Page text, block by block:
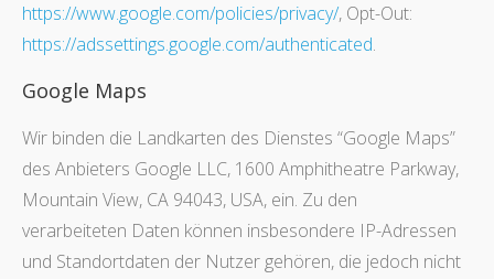
https://www.google.com/policies/privacy/, Opt-Out:
https://adssettings.google.com/authenticated.
Google Maps
Wir binden die Landkarten des Dienstes “Google Maps”
des Anbieters Google LLC, 1600 Amphitheatre Parkway,
Mountain View, CA 94043, USA, ein. Zu den
verarbeiteten Daten können insbesondere IP-Adressen
und Standortdaten der Nutzer gehören, die jedoch nicht